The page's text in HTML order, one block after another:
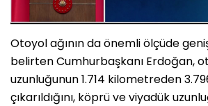
Otoyol ağının da önemli ölçüde
belirten Cumhurbaşkanı Erdoğan,
uzunluğunun 1.714 kilometreden
çıkarıldığını, köprü ve viyadük